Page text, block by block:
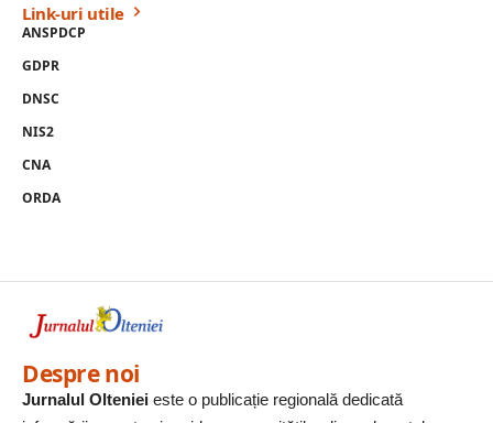
Link-uri utile
ANSPDCP
GDPR
DNSC
NIS2
CNA
ORDA
Despre noi
Jurnalul Olteniei este o publicație regională dedicată